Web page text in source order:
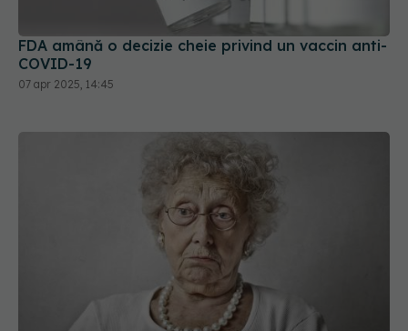
FDA amână o decizie cheie privind un vaccin anti-
COVID-19
07 apr 2025, 14:45